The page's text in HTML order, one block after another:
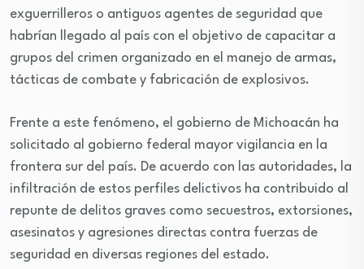
exguerrilleros o antiguos agentes de seguridad que
habrían llegado al país con el objetivo de capacitar a
grupos del crimen organizado en el manejo de armas,
tácticas de combate y fabricación de explosivos.
Frente a este fenómeno, el gobierno de Michoacán ha
solicitado al gobierno federal mayor vigilancia en la
frontera sur del país. De acuerdo con las autoridades, la
infiltración de estos perfiles delictivos ha contribuido al
repunte de delitos graves como secuestros, extorsiones,
asesinatos y agresiones directas contra fuerzas de
seguridad en diversas regiones del estado.